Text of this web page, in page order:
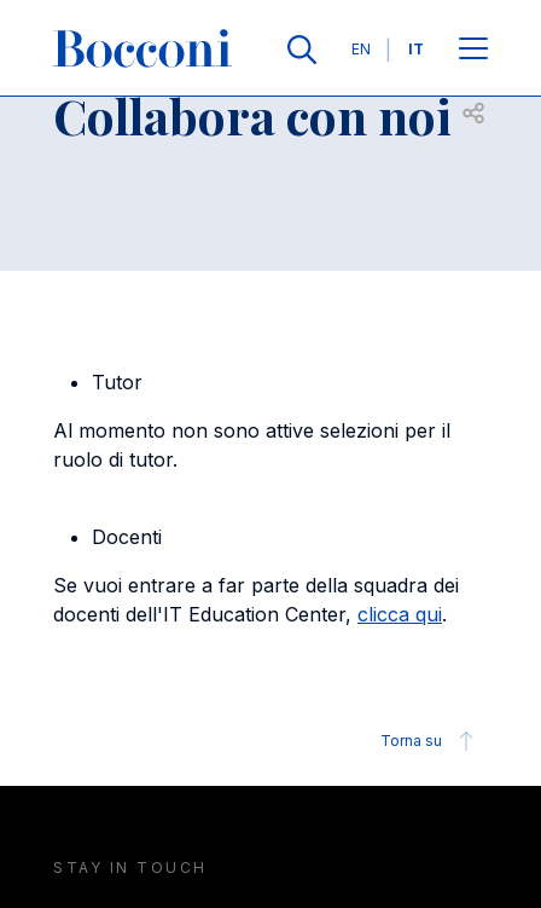
Lingue
EN IT
Briciole di pane
Collabora con noi Apri
Tutor
Al momento non sono attive selezioni per il
ruolo di tutor.
Docenti
Se vuoi entrare a far parte della squadra dei
docenti dell'IT Education Center, clicca qui.
Torna su
STAY IN TOUCH